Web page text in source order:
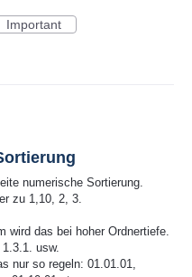
Important
numerische Sortierung.
zu 1,10, 2, 3.
wird das bei hoher Ordnertiefe.
usw.
nur so regeln: 01.01.01,